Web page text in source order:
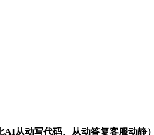
从动写代码、从动答复客服动静